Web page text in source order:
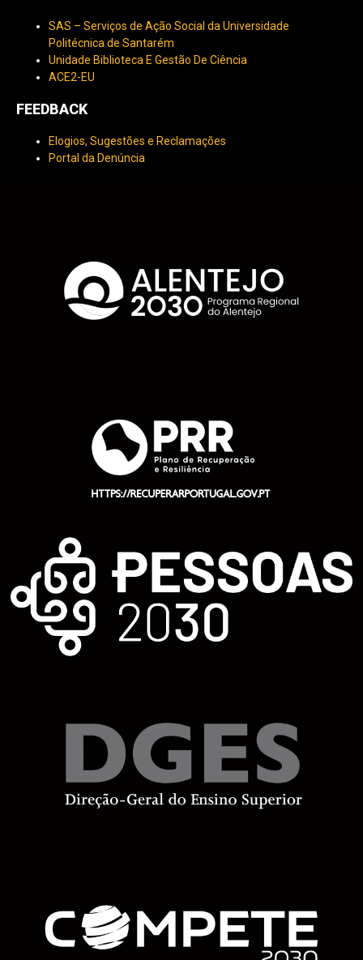
SAS – Serviços de Ação Social da Universidade
Politécnica de Santarém
Unidade Biblioteca E Gestão De Ciência
ACE2-EU
FEEDBACK
Elogios, Sugestões e Reclamações
Portal da Denúncia